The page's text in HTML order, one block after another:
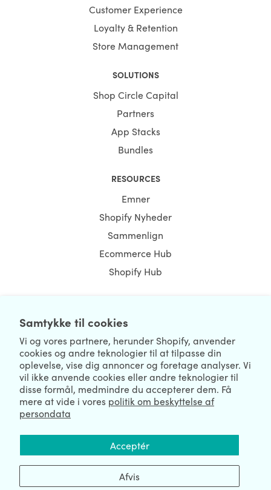
Samtykke til cookies
Vi og vores partnere, herunder Shopify, anvender
cookies og andre teknologier til at tilpasse din
oplevelse, vise dig annoncer og foretage analyser. Vi
vil ikke anvende cookies eller andre teknologier til
disse formål, medmindre du accepterer dem. Få
mere at vide i vores politik om beskyttelse af
persondata
Acceptér
Afvis
Customer Experience
Loyalty & Retention
Store Management
SOLUTIONS
Shop Circle Capital
Partners
App Stacks
Bundles
RESOURCES
Emner
Shopify Nyheder
Sammenlign
Ecommerce Hub
Shopify Hub
August 07, 2026 © HulkApps.com. All Rights Reserved.